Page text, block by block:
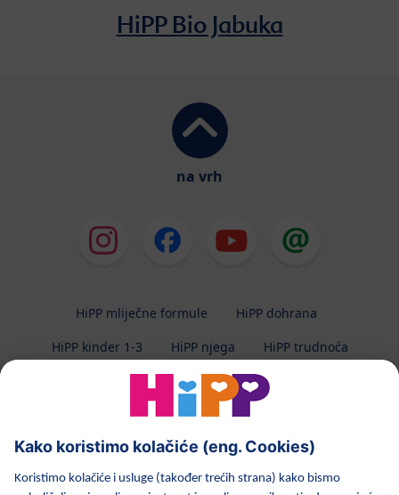
HiPP Bio Jabuka
na vrh
HiPP mliječne formule
HiPP dohrana
HiPP kinder 1-3
HiPP njega HiPP trudnoća
Zaštita privatnosti
Uvjeti korištenja